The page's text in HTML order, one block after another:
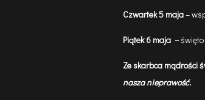
Czwartek 5 maja–
Piątek 6 maja –
Ze skarbca mądrości
nasza nieprawość.